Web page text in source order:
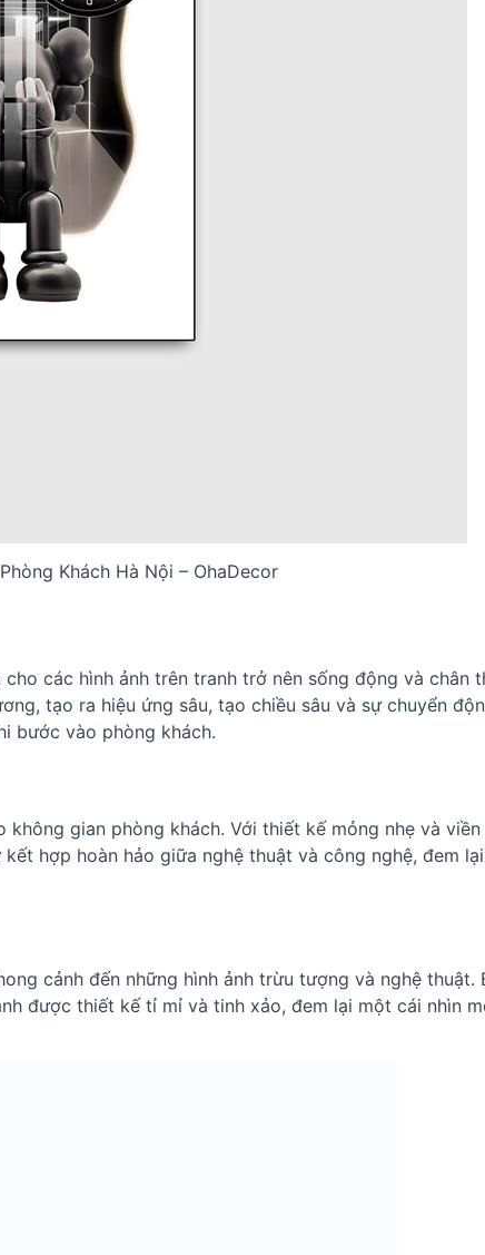
Khách Hà Nội – OhaDecor
các hình ảnh trên tranh trở nên sống động và chân
tạo ra hiệu ứng sâu, tạo chiều sâu và sự chuyển
bước vào phòng khách.
gian phòng khách. Với thiết kế mỏng nhẹ và
hợp hoàn hảo giữa nghệ thuật và công nghệ, đem
cảnh đến những hình ảnh trừu tượng và nghệ thuật.
được thiết kế tỉ mỉ và tinh xảo, đem lại một cái nhìn